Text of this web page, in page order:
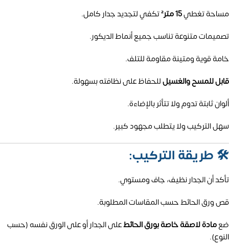
مساحة تغطي15 متر²
تكفي لتجديد جدار كامل.
تصميمات متنوعة تناسب جميع أنماط الديكور.
خامة قوية ومتينة مقاومة للتلف.
قابل للمسح والغسيلللحفاظ على نظافته بسهولة.
ألوان ثابتة تدوم ولا تتأثر بالإضاءة.
سهل التركيب ولا يتطلب مجهود كبير.
🛠️ طريقة التركيب:
تأكد أن الجدار نظيف، جاف ومستوي.
قص ورق الحائط حسب المقاسات المطلوبة.
ضعمادة لاصقة خاصة بورق الحائطعلى الجدار أو على الورق نفسه (حسب
النوع).